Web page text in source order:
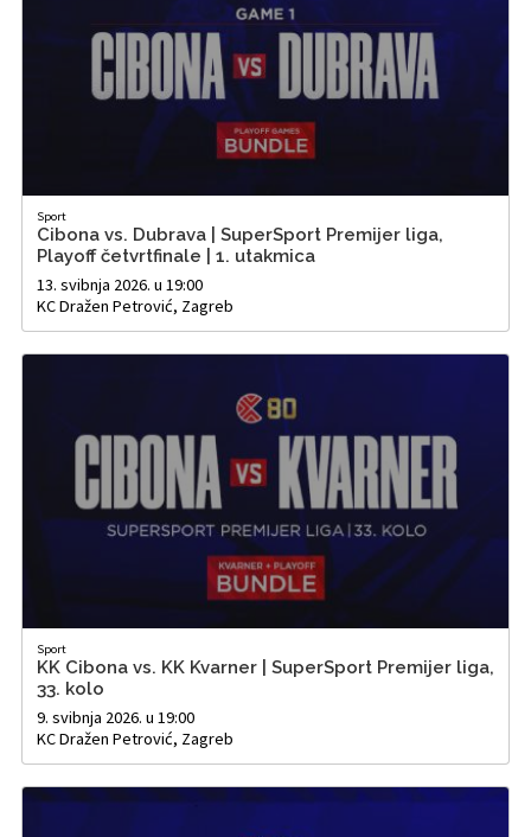
Sport
Cibona vs. Dubrava | SuperSport Premijer liga,
Playoff četvrtfinale | 1. utakmica
13. svibnja 2026. u 19:00
KC Dražen Petrović, Zagreb
Sport
KK Cibona vs. KK Kvarner | SuperSport Premijer liga,
33. kolo
9. svibnja 2026. u 19:00
KC Dražen Petrović, Zagreb